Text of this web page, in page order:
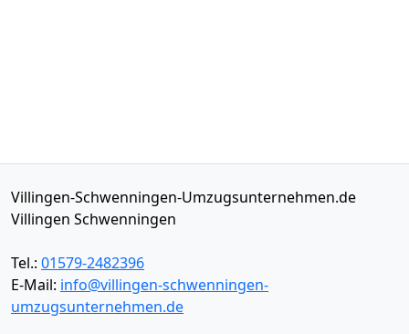
Villingen-Schwenningen-Umzugsunternehmen.de
Villingen Schwenningen
Tel.: 01579-2482396
E-Mail: info@villingen-schwenningen-
umzugsunternehmen.de